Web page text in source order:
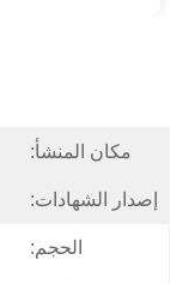
مكان المنشأ:
إصدار الشهادات:
الحجم: